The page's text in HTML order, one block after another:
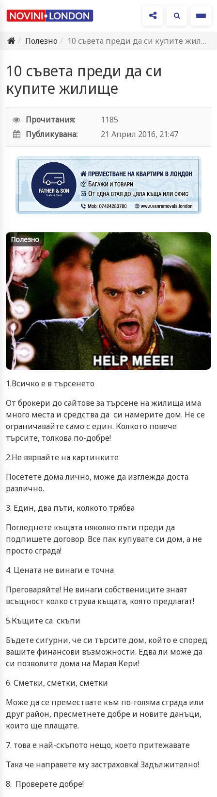
Полезно
10 съвета преди да си купите жилище
10 съвета преди да си
купите жилище
Прочитания:
1185
Публикувана:
21 Април 2016, 21:47
Полезно
1.Всичко е в търсенето
От брокери до сайтове за търсене на жилища има
много места и средства да си намерите дом. Не се
ограничавайте само с един. Колкото повече
търсите, толкова по-добре!
2.Не вярвайте на картинките
Посетете дома лично, може да изглежда доста
различно.
3. Един, два пъти, колкото трябва
Погледнете къщата няколко пъти преди да
подпишете договор. Все пак купувате си дом, а не
просто сграда!
4. Цената не винаги е точна
Преговаряйте! Не винаги собствениците знаят
всъщност колко струва къщата, която предлагат!
5.Къщите са скъпи
Бъдете сигурни, че си търсите дом, който е според
вашите финансови възможности. Едва ли може да
си позволите дома на Марая Кери!
6. Сметки, сметки, сметки
Може да се премествате към по-голяма сграда или
друг район, пресметнете добре и новите данъци,
които ще плащате.
7. това е най-скъпото нещо, което притежавате
Така че направете му застраховка! Задължително!
8. Проверете добре!